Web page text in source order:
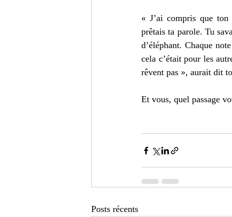
« J’ai compris que
prêtais ta parole. Tu
d’éléphant. Chaque
cela c’était pour les
rêvent pas », aurait dit
Et vous, quel passage
Posts récents